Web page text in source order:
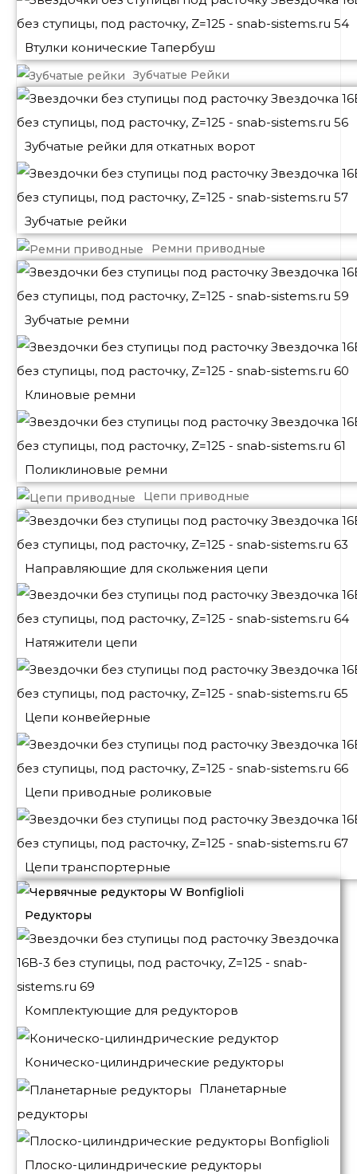
Втулки конические Тапербуш
Зубчатые Рейки
Зубчатые рейки для откатных ворот
Зубчатые рейки
Ремни приводные
Зубчатые ремни
Клиновые ремни
Поликлиновые ремни
Цепи приводные
Направляющие для скольжения цепи
Натяжители цепи
Цепи конвейерные
Цепи приводные роликовые
Цепи транспортерные
Редукторы
Комплектующие для редукторов
Коническо-цилиндрические редукторы
Планетарные
редукторы
Плоско-цилиндрические редукторы